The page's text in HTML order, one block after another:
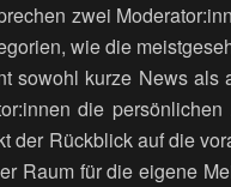
zwei
wie die
sowohl kurze News
die
der Rückblick auf die
Raum für die eigene